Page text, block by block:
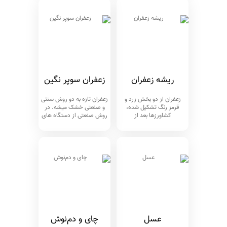
ریشه زعفران
زعفران از دو بخش زرد و
قرمز رنگ تشکیل شده،
کشاورزها بعد از
زعفران سوپر نگین
زعفران تازه به دو روش سنتی
و صنعتی خشک میشه. در
روش صنعتی از دستگاه های
عسل چای و دم‌نوش‌